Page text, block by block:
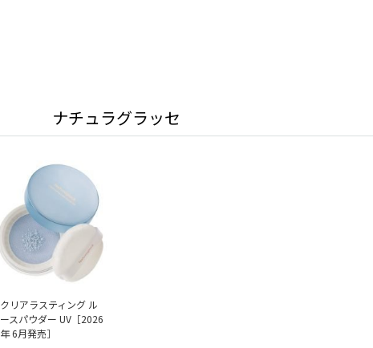
ナチュラグラッセ
クリアラスティング ル
ースパウダー UV［2026
年 6月発売］